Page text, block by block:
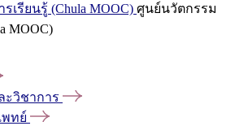
เรียนรู้ (Chula MOOC) ศูนย์นวัตกรรม
MOOC)
ะวิชาการ
พทย์